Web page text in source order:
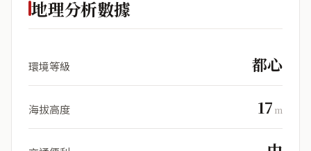
地理分析數據
環境等級 都心
海拔高度 17 m